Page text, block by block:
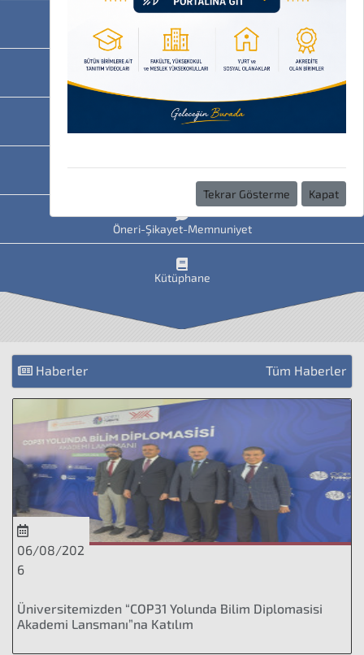
OBS
HAVİS
Uzaktan Eğitim
Öneri-Şikayet-Memnuniyet
Kütüphane
Haberler Tüm Haberler
06/08/202
6
Üniversitemizden “COP31 Yolunda Bilim Diplomasisi
Akademi Lansmanı”na Katılım
Tekrar Gösterme Kapat